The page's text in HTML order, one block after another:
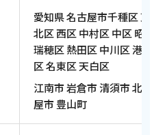
チャン】亮と優の静
か？：2026年 静岡市
走って巡る街と風
放送開始】
愛知県 名古屋市千種区 東
北区 西区 中村区 中区 昭
瑞穂区 熱田区 中川区 港
区 名東区 天白区
江南市 岩倉市 清須市 北
屋市 豊山町